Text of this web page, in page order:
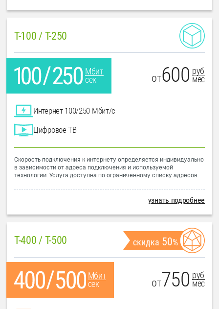
T-100 / T-250
Мбит
сек
от600 руб
мес
Интернет 100/250 Мбит/с
Цифровое ТВ
Скорость подключения к интернету определяется индивидуально
в зависимости от адреса подключения и используемой
технологии. Услуга доступна по ограниченному списку адресов.
узнать подробнее
T-400 / T-500 скидка 50%
Мбит
сек
от750 руб
мес